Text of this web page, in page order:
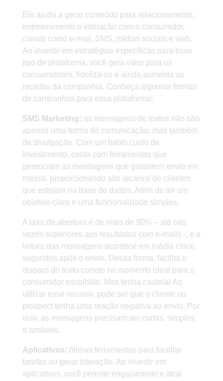
Ele ajuda a gerar conteúdo para relacionamento,
entretenimento e interação com o consumidor,
canais como e-mail, SMS, mídias sociais e web.
Ao investir em estratégias específicas para esse
tipo de plataforma, você gera valor para os
consumidores, fideliza-os e ainda aumenta as
receitas da companhia. Conheça algumas formas
de campanhas para essa plataforma:
SMS Marketing: as mensagens de textos não são
apenas uma forma de comunicação, mas também
de divulgação. Com um baixo custo de
investimento, conta com ferramentas que
gerenciam as mensagens que garantem envio em
massa, proporcionando alto alcance de clientes
que estejam na base de dados. Além de ter um
objetivo claro e uma funcionalidade simples.
A taxa de abertura é de mais de 90% – até oito
vezes superiores aos resultados com e-mails -, e a
leitura das mensagens acontece em média cinco
segundos após o envio. Dessa forma, facilita o
disparo do texto correto no momento ideal para o
consumidor escolhido. Mas tenha cautela! Ao
utilizar esse recurso, pode ser que o cliente ou
prospect tenha uma reação negativa ao envio. Por
isso, as mensagens precisam ser curtas, simples
e amáveis.
Aplicativos: ótimas ferramentas para facilitar
tarefas ou gerar interação. Ao investir em
aplicativos, você permite engajamento e atrai